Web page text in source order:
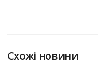
Схожі новини